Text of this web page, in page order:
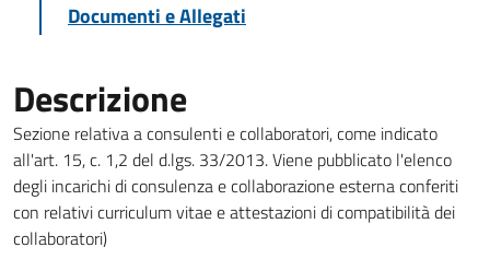
Documenti e Allegati
Descrizione
Sezione relativa a consulenti e collaboratori, come indicato
all'art. 15, c. 1,2 del d.lgs. 33/2013. Viene pubblicato l'elenco
degli incarichi di consulenza e collaborazione esterna conferiti
con relativi curriculum vitae e attestazioni di compatibilità dei
collaboratori)